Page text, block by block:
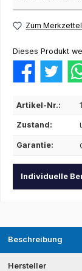
Zum
Dieses Produkt
Artikel-Nr.:
Zustand:
Garantie:
Individuelle
Beschreibung
Hersteller